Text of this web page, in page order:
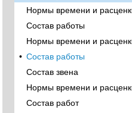
Нормы времени и
Состав работы
Нормы времени и
• Состав работы
Состав звена
Нормы времени и
Состав работ